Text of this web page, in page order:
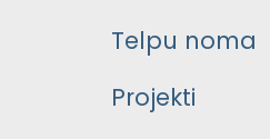
Telpu noma
Projekti